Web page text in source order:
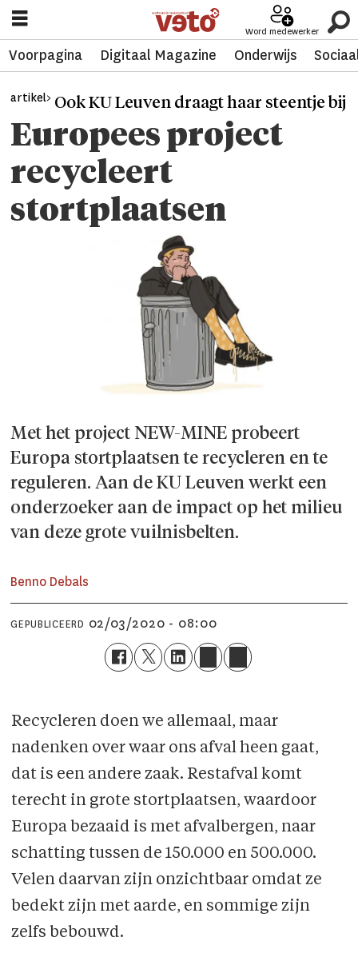
Word medewerker
Voorpagina Digitaal Magazine Onderwijs
artikel> Ook KU Leuven draagt haar steentje bij
Europees project
recycleert
stortplaatsen
Met het project NEW-MINE probeert
Europa stortplaatsen te recycleren en te
reguleren. Aan de KU Leuven werkt een
onderzoeker aan de impact op het milieu
van deze grote vuilnisbelten.
Benno Debals
GEPUBLICEERD 02/03/2020 - 08:00
Recycleren doen we allemaal, maar
nadenken over waar ons afval heen gaat,
dat is een andere zaak. Restafval komt
terecht in grote stortplaatsen, waardoor
Europa bezaaid is met afvalbergen, naar
schatting tussen de 150.000 en 500.000.
Velen daarvan zijn onzichtbaar omdat ze
bedekt zijn met aarde, en sommige zijn
zelfs bebouwd.